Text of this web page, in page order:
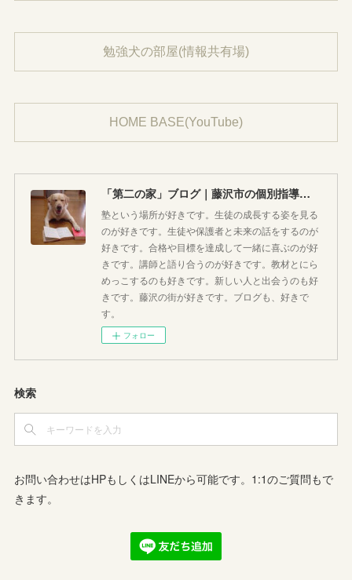
勉強犬の部屋(情報共有場)
HOME BASE(YouTube)
「第二の家」ブログ｜藤沢市の個別指導塾のお話
塾という場所が好きです。生徒の成長する姿を見る
のが好きです。生徒や保護者と未来の話をするのが
好きです。合格や目標を達成して一緒に喜ぶのが好
きです。講師と語り合うのが好きです。教材とにら
めっこするのも好きです。新しい人と出会うのも好
きです。藤沢の街が好きです。ブログも、好きで
す。
フォロー
検索
お問い合わせはHPもしくはLINEから可能です。1:1のご質問もで
きます。